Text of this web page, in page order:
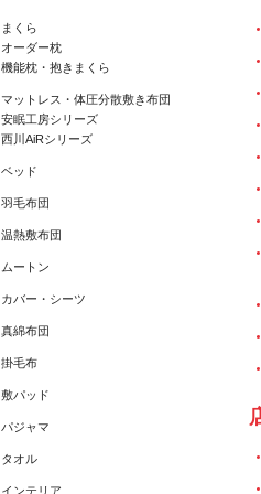
まくら
オーダー枕
機能枕・抱きまくら
マットレス・体圧分散敷き布団
安眠工房シリーズ
西川AiRシリーズ
ベッド
羽毛布団
温熱敷布団
ムートン
カバー・シーツ
真綿布団
掛毛布
敷パッド
パジャマ
タオル
インテリア